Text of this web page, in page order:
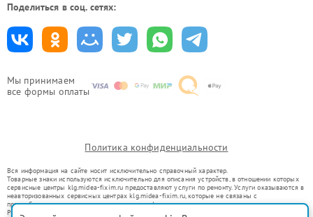
Мы принимаем
все формы оплаты
Поделиться в соц. сетях:
Политика конфиденциальности
Вся информация на сайте носит исключительно справочный характер.
Товарные знаки используются исключительно для описания устройств, в отношении которых
сервисные центры klg.midea-fixim.ru предоставляют услуги по ремонту. Услуги оказываются в
неавторизованных сервисных центрах klg.midea-fixim.ru, которые не связаны с
правообладателями товарных знаков или их официальными представителями.
Ремонт осуществляется для устройств, уже введенных в гражданский оборот в соответствии